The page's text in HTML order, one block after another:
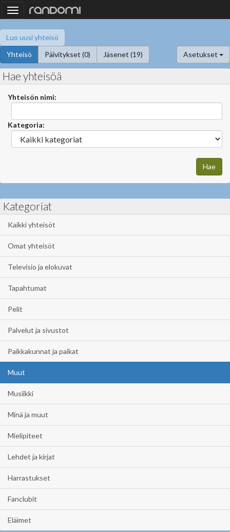
Toggle
navigation
Luo uusi yhteisö
Yhteisö
Päivitykset (0) Jäsenet (19) Asetukset
Hae yhteisöä
Yhteisön nimi:
Kategoria:
Kategoriat
Kaikki yhteisöt
Omat yhteisöt
Televisio ja elokuvat
Tapahtumat
Pelit
Palvelut ja sivustot
Paikkakunnat ja paikat
Muut
Musiikki
Minä ja muut
Mielipiteet
Lehdet ja kirjat
Harrastukset
Fanclubit
Eläimet